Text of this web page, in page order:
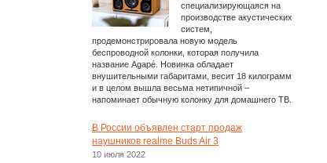
специализирующаяся на
производстве акустических
систем,
продемонстрировала новую модель
беспроводной колонки, которая получила
название Agapé. Новинка обладает
внушительными габаритами, весит 18 килограмм
и в целом вышла весьма нетипичной –
напоминает обычную колонку для домашнего ТВ.
В России объявлен старт продаж
наушников realme Buds Air 3
10 июля 2022